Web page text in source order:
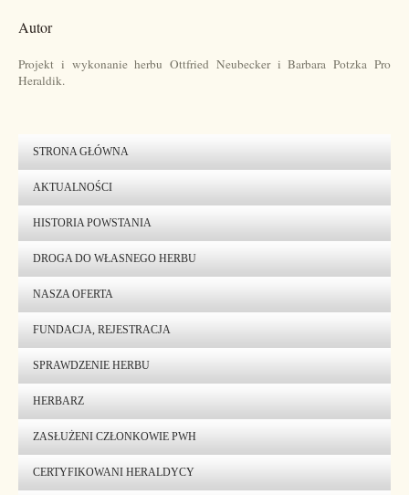
Autor
Projekt i wykonanie herbu Ottfried Neubecker i Barbara Potzka Pro
Heraldik.
STRONA GŁÓWNA
AKTUALNOŚCI
HISTORIA POWSTANIA
DROGA DO WŁASNEGO HERBU
NASZA OFERTA
FUNDACJA, REJESTRACJA
SPRAWDZENIE HERBU
HERBARZ
ZASŁUŻENI CZŁONKOWIE PWH
CERTYFIKOWANI HERALDYCY